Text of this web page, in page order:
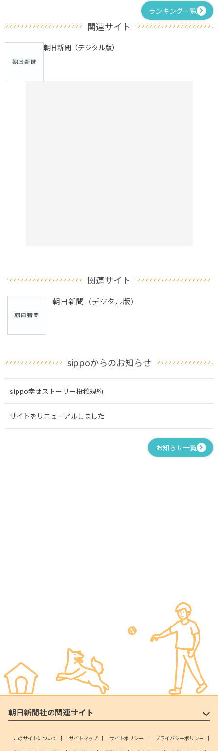
ランキング一覧
関連サイト
朝日新聞（デジタル版）
関連サイト
朝日新聞（デジタル版）
sippoからのお知らせ
sippo幸せストーリー投稿規約
サイトをリニューアルしました
お知らせ一覧
朝日新聞社の関連サイト
このサイトについて サイトマップ サイトポリシー
プライバシーポリシー